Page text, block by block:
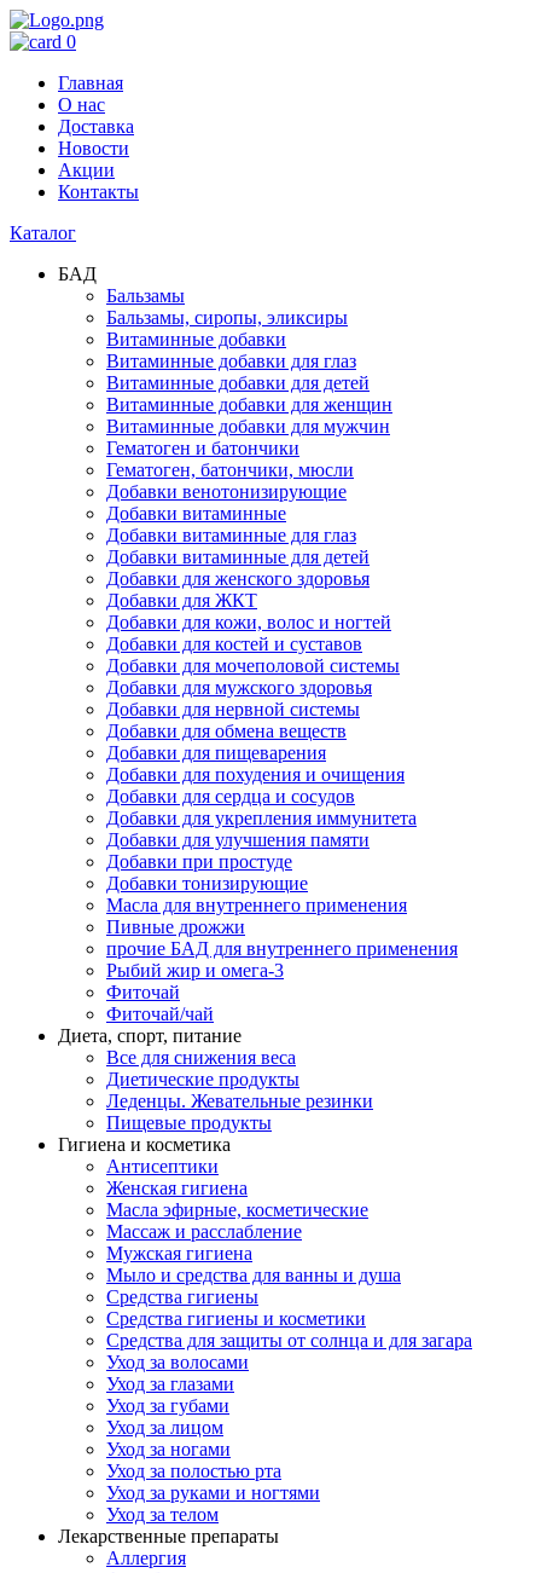
0
Главная
О нас
Доставка
Новости
Акции
Контакты
Каталог
БАД
Бальзамы
Бальзамы, сиропы, эликсиры
Витаминные добавки
Витаминные добавки для глаз
Витаминные добавки для детей
Витаминные добавки для женщин
Витаминные добавки для мужчин
Гематоген и батончики
Гематоген, батончики, мюсли
Добавки венотонизирующие
Добавки витаминные
Добавки витаминные для глаз
Добавки витаминные для детей
Добавки для женского здоровья
Добавки для ЖКТ
Добавки для кожи, волос и ногтей
Добавки для костей и суставов
Добавки для мочеполовой системы
Добавки для мужского здоровья
Добавки для нервной системы
Добавки для обмена веществ
Добавки для пищеварения
Добавки для похудения и очищения
Добавки для сердца и сосудов
Добавки для укрепления иммунитета
Добавки для улучшения памяти
Добавки при простуде
Добавки тонизирующие
Масла для внутреннего применения
Пивные дрожжи
прочие БАД для внутреннего применения
Рыбий жир и омега-3
Фиточай
Фиточай/чай
Диета, спорт, питание
Все для снижения веса
Диетические продукты
Леденцы. Жевательные резинки
Пищевые продукты
Гигиена и косметика
Антисептики
Женская гигиена
Масла эфирные, косметические
Массаж и расслабление
Мужская гигиена
Мыло и средства для ванны и душа
Средства гигиены
Средства гигиены и косметики
Средства для защиты от солнца и для загара
Уход за волосами
Уход за глазами
Уход за губами
Уход за лицом
Уход за ногами
Уход за полостью рта
Уход за руками и ногтями
Уход за телом
Лекарственные препараты
Аллергия